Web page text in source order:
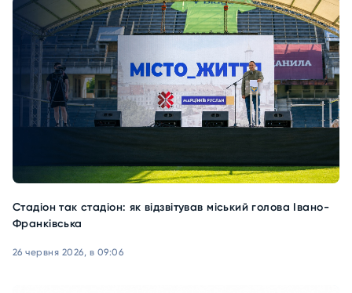
Стадіон так стадіон: як відзвітував міський голова Івано-
Франківська
26 червня 2026, в 09:06